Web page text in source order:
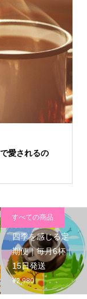
愛されるの
四季を感じる定
期便｜毎月6杯｜
15日発送
¥2,980
すべての商品